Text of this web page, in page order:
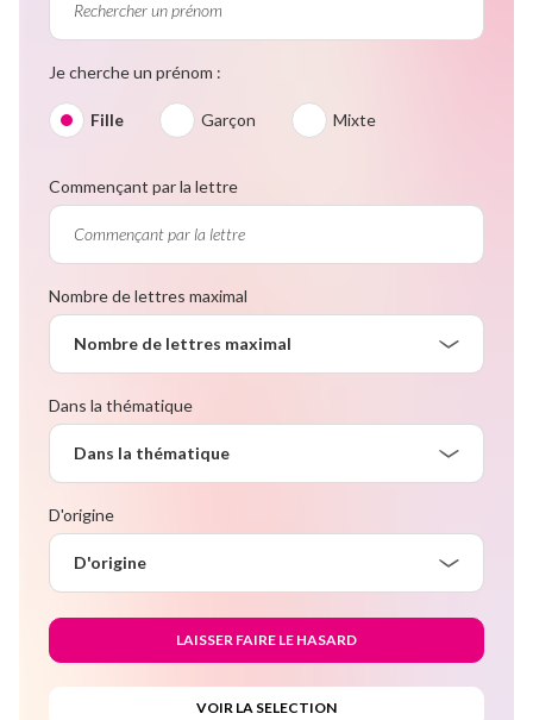
Je cherche un prénom :
Fille Garçon Mixte
Commençant par la lettre
Nombre de lettres maximal
Nombre de lettres maximal
Dans la thématique
Dans la thématique
D'origine
D'origine